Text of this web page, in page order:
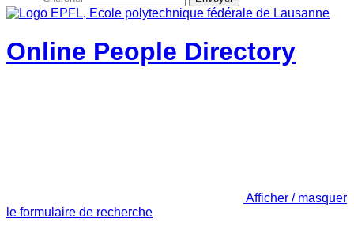
Online People Directory
Afficher / masquer
le formulaire de recherche